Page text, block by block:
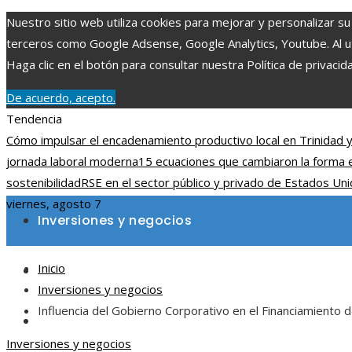
Nuestro sitio web utiliza cookies para mejorar y personalizar
terceros como Google Adsense, Google Analytics, Youtube.
Haga clic en el botón para consultar nuestra Política de
De acuerdo, acepto.
Tendencia
Cómo impulsar el encadenamiento productivo local en
jornada laboral moderna15 ecuaciones que cambiaron la
sostenibilidadRSE en el sector público y privado de Estados
viernes, agosto 7
Inversiones y negocios
Ciencia y tecnología
Cultura y ocio
Inicio
Inversiones y negocios
Influencia del Gobierno Corporativo en el Financiamiento
Inversiones y negocios